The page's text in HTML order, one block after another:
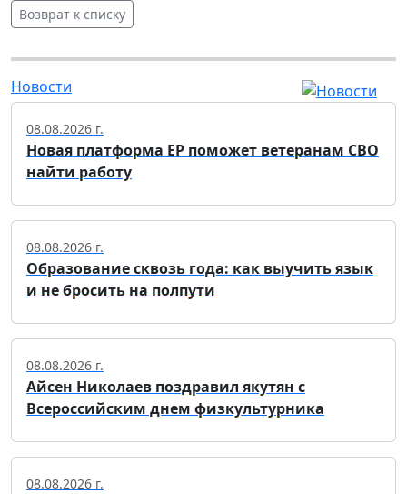
Возврат к списку
Новости
08.08.2026 г.
Новая платформа ЕР поможет ветеранам СВО
найти работу
08.08.2026 г.
Образование сквозь года: как выучить язык
и не бросить на полпути
08.08.2026 г.
Айсен Николаев поздравил якутян с
Всероссийским днем физкультурника
08.08.2026 г.